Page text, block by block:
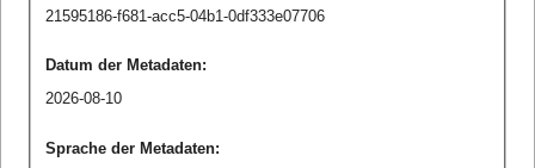
21595186-f681-acc5-04b1-0df333e07706
Datum der Metadaten:
2026-08-10
Sprache der Metadaten: